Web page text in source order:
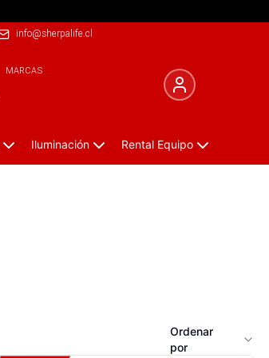
info@sherpalife.cl
MARCAS
Iluminación Rental Equipo
Ordenar
por